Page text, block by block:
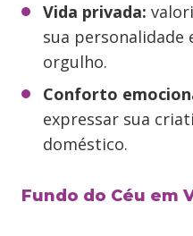
Vida privada:
sua personalidade
orgulho.
Conforto
expressar sua
doméstico.
Fundo do Céu em